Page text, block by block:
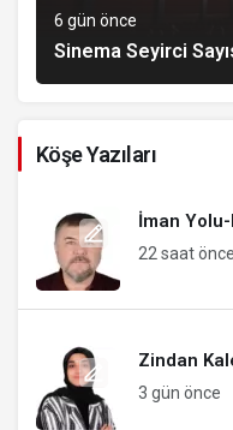
6 gün önce
Sinema Seyirci
Köşe Yazıları
İman
22 saat önce
Zindan
3 gün önce